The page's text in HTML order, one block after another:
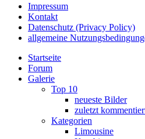
Impressum
Kontakt
Datenschutz (Privacy Policy)
allgemeine
Startseite
Forum
Galerie
Top 10
neueste Bilder
zuletzt
Kategorien
Limousine